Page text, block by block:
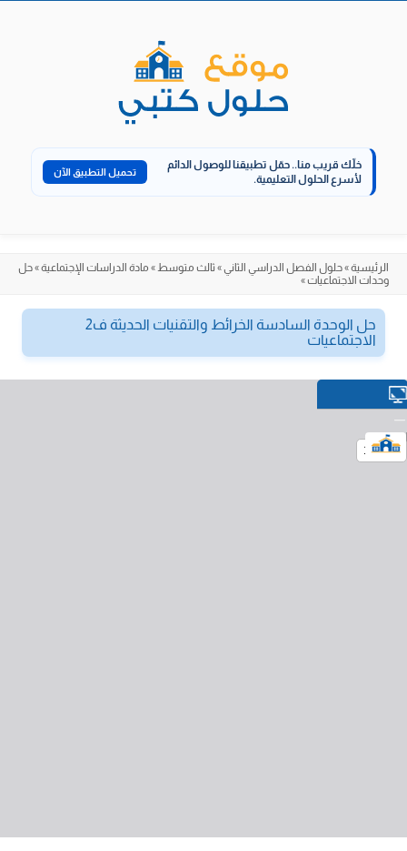
خلّك قريب منا.. حمّل تطبيقنا للوصول الدائم
لأسرع الحلول التعليمية.
تحميل التطبيق الآن
الرئيسية»حلول الفصل الدراسي الثاني» ثالث متوسط» مادة الدراسات الإجتماعية»حل
وحدات الاجتماعيات»
حل الوحدة السادسة الخرائط والتقنيات الحديثة ف2
الاجتماعيات